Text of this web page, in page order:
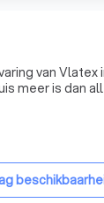
van
meer is dan